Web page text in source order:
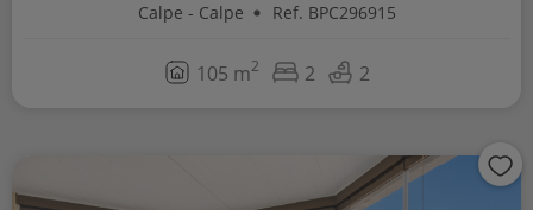
Calpe - Calpe Ref. BPC296915
105 m2 2 2